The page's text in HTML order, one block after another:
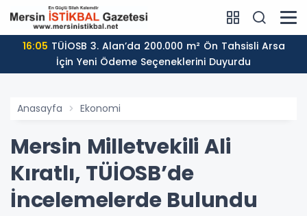
16:05
İçin Yeni Ödeme Seçeneklerini Duyurdu
Anasayfa Ekonomi
Mersin Milletvekili Ali
Kıratlı, TÜİOSB’de
İncelemelerde Bulundu